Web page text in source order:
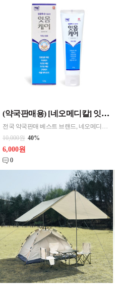
(약국판매용) [네오메디칼] 잇몸케어 기능성 치약 120g
전국 약국판매 베스트 브랜드, 네오메디칼의 검증된 기능성 치약! [제품사양] > 내용량 : 120g > 구성: 잇몸케어 치약 1개 [제품특징] > 식약처 인증완료 > 9가지 유해성분 무첨가 (PHMG, C/MIT, 트리클로산, 파라벤 등) *네오케어 잇몸 치약 > 침강탄칼슘/키토산 함유로 각종 잇몸질환 예방 효과 > 프로폴리스 추출물
10,000원 40%
6,000원
0